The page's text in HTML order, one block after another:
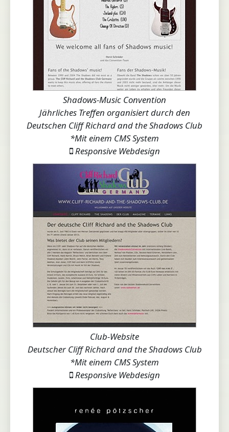
Shadows-Music Convention
Jährliches Treffen organisiert durch den
Deutschen Cliff Richard and the Shadows Club
*Mit einem CMS System
Responsive Webdesign
Club-Website
Deutscher Cliff Richard and the Shadows Club
*Mit einem CMS System
Responsive Webdesign